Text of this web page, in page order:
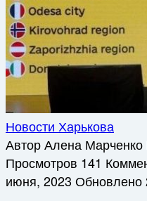
Новости Харькова
АвторАлена Марченко
Просмотров 141
июня, 2023 Обновлено